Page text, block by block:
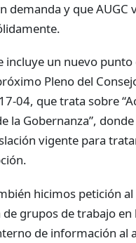
demanda y que AUGC
incluye un nuevo
Pleno del
04, que trata sobre
la Gobernanza”, donde
vigente para
hicimos petición
grupos de trabajo en
de información al